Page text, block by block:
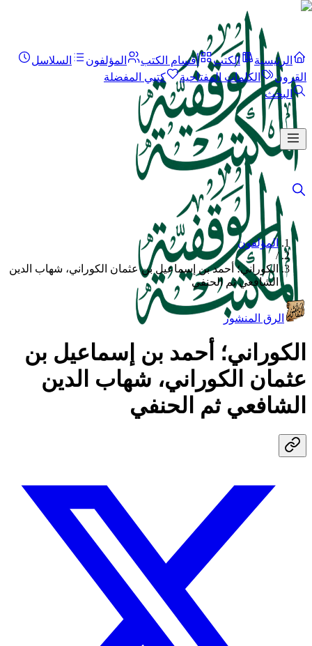
الرئيسية الكتب أقسام الكتب المؤلفون
السلاسل
القرون
الكلمات المفتاحية
كتبي المفضلة
البحث
المؤلفون
/
الكوراني؛ أحمد بن إسماعيل بن عثمان الكوراني، شهاب الدين
الشافعي ثم الحنفي
الرق المنشور
الكوراني؛ أحمد بن إسماعيل بن
عثمان الكوراني، شهاب الدين
الشافعي ثم الحنفي